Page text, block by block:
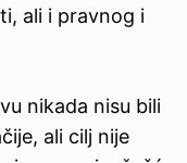
ali i pravnog i
nikada nisu bili
ali cilj nije